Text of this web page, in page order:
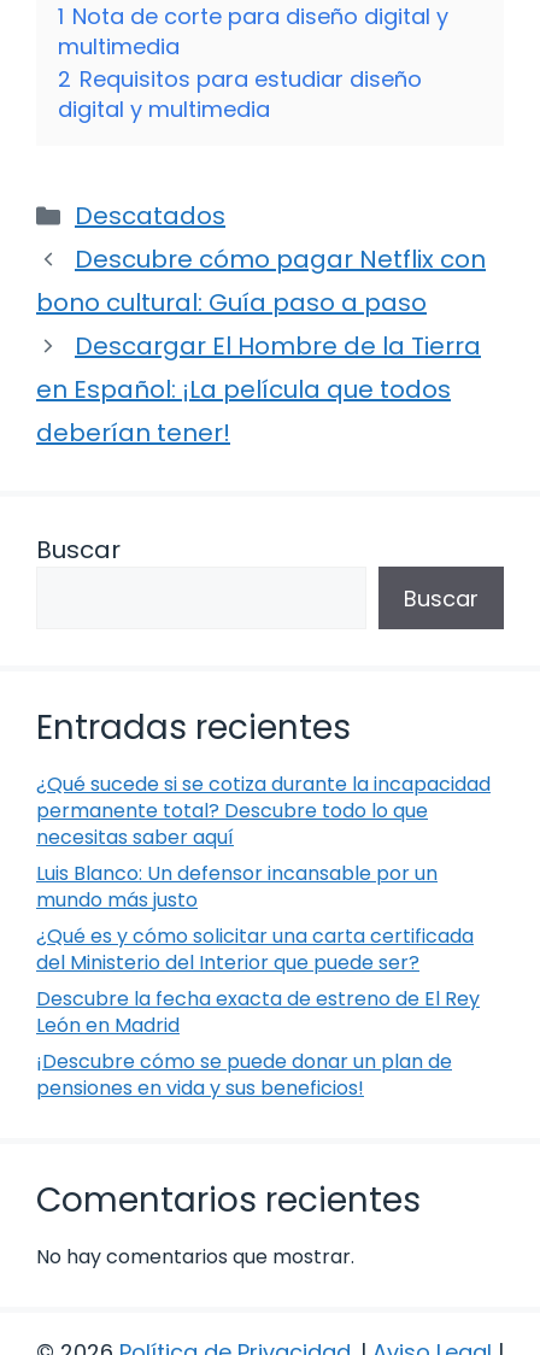
1 Nota de corte para diseño digital y
multimedia
2 Requisitos para estudiar diseño
digital y multimedia
Categorías
Descatados
Descubre cómo pagar Netflix con
bono cultural: Guía paso a paso
Descargar El Hombre de la Tierra
en Español: ¡La película que todos
deberían tener!
Buscar
Buscar
Entradas recientes
¿Qué sucede si se cotiza durante la incapacidad
permanente total? Descubre todo lo que
necesitas saber aquí
Luis Blanco: Un defensor incansable por un
mundo más justo
¿Qué es y cómo solicitar una carta certificada
del Ministerio del Interior que puede ser?
Descubre la fecha exacta de estreno de El Rey
León en Madrid
¡Descubre cómo se puede donar un plan de
pensiones en vida y sus beneficios!
Comentarios recientes
No hay comentarios que mostrar.